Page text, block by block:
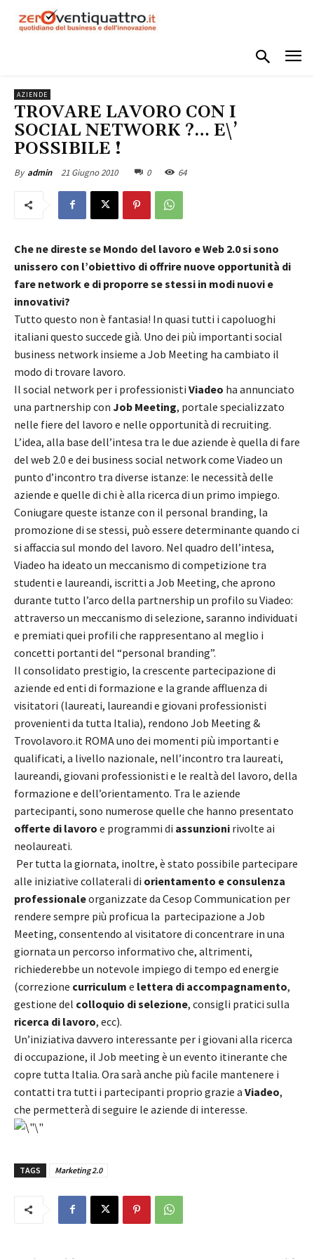
AZIENDE
TROVARE LAVORO CON I
SOCIAL NETWORK ?… E\’
POSSIBILE !
By admin 21 Giugno 2010 0 64
Che ne direste se Mondo del lavoro e Web 2.0 si sono
unissero con l’obiettivo di offrire nuove opportunità di
fare network e di proporre se stessi in modi nuovi e
innovativi?
Tutto questo non è fantasia! In quasi tutti i capoluoghi
italiani questo succede già. Uno dei più importanti social
business network insieme a Job Meeting ha cambiato il
modo di trovare lavoro.
Il social network per i professionisti Viadeo ha annunciato
una partnership con Job Meeting, portale specializzato
nelle fiere del lavoro e nelle opportunità di recruiting.
L’idea, alla base dell’intesa tra le due aziende è quella di fare
del web 2.0 e dei business social network come Viadeo un
punto d’incontro tra diverse istanze: le necessità delle
aziende e quelle di chi è alla ricerca di un primo impiego.
Coniugare queste istanze con il personal branding, la
promozione di se stessi, può essere determinante quando ci
si affaccia sul mondo del lavoro. Nel quadro dell’intesa,
Viadeo ha ideato un meccanismo di competizione tra
studenti e laureandi, iscritti a Job Meeting, che aprono
durante tutto l’arco della partnership un profilo su Viadeo:
attraverso un meccanismo di selezione, saranno individuati
e premiati quei profili che rappresentano al meglio i
concetti portanti del “personal branding”.
Il consolidato prestigio, la crescente partecipazione di
aziende ed enti di formazione e la grande affluenza di
visitatori (laureati, laureandi e giovani professionisti
provenienti da tutta Italia), rendono Job Meeting &
Trovolavoro.it ROMA uno dei momenti più importanti e
qualificati, a livello nazionale, nell’incontro tra laureati,
laureandi, giovani professionisti e le realtà del lavoro, della
formazione e dell’orientamento. Tra le aziende
partecipanti, sono numerose quelle che hanno presentato
offerte di lavoro e programmi di assunzioni rivolte ai
neolaureati.
Per tutta la giornata, inoltre, è stato possibile partecipare
alle iniziative collaterali di orientamento e consulenza
professionaleorganizzate da Cesop Communication per
rendere sempre più proficua la partecipazione a Job
Meeting, consentendo al visitatore di concentrare in una
giornata un percorso informativo che, altrimenti,
richiederebbe un notevole impiego di tempo ed energie
(correzione curriculum e lettera di accompagnamento,
gestione del colloquio di selezione, consigli pratici sulla
ricerca di lavoro, ecc).
Un’iniziativa davvero interessante per i giovani alla ricerca
di occupazione, il Job meeting è un evento itinerante che
copre tutta Italia. Ora sarà anche più facile mantenere i
contatti tra tutti i partecipanti proprio grazie a Viadeo,
che permetterà di seguire le aziende di interesse.
TAGS Marketing 2.0